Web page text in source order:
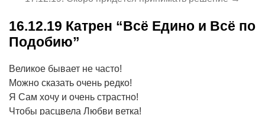
16.12.19 Катрен “Всё Едино и Всё по
Подобию”
Великое бывает не часто!
Можно сказать очень редко!
Я Сам хочу и очень страстно!
Чтобы расцвела Любви ветка!